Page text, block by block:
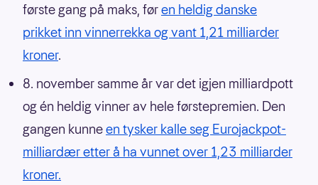
første gang på maks, føren heldig danske
prikket inn vinnerrekka og vant 1,21 milliarder
kroner.
8. november samme år var det igjen milliardpott
og én heldig vinner av hele førstepremien. Den
gangen kunneen tysker kalle seg Eurojackpot-
milliardær etter å ha vunnet over 1,23 milliarder
kroner.